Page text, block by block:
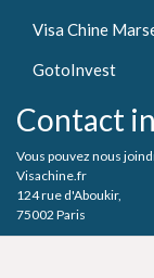
Visa Chine
GotoInvest
Contact
Vous pouvez nous
Visachine.fr
124 rue d'Aboukir,
75002 Paris